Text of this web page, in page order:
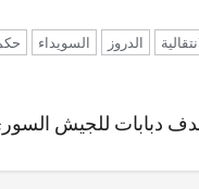
الدروز السويداء
دبابات للجيش